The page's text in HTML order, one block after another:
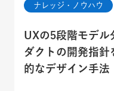
ナレッジ・ノウハウ
UXの5段階モデ
ダクトの開発指針
的なデザイン手法